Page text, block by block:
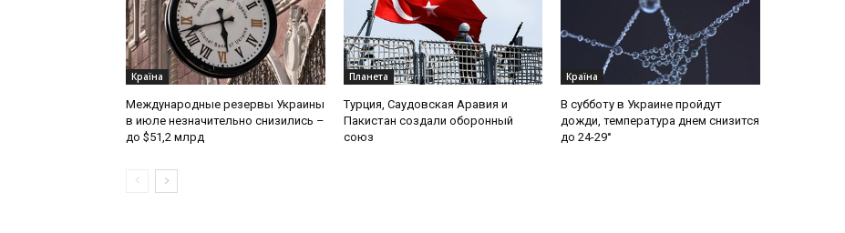
Країна
Международные резервы Украины
в июле незначительно снизились –
до $51,2 млрд
Планета
Турция, Саудовская Аравия и
Пакистан создали оборонный
союз
Країна
В субботу в Украине пройдут
дожди, температура днем снизится
до 24-29°